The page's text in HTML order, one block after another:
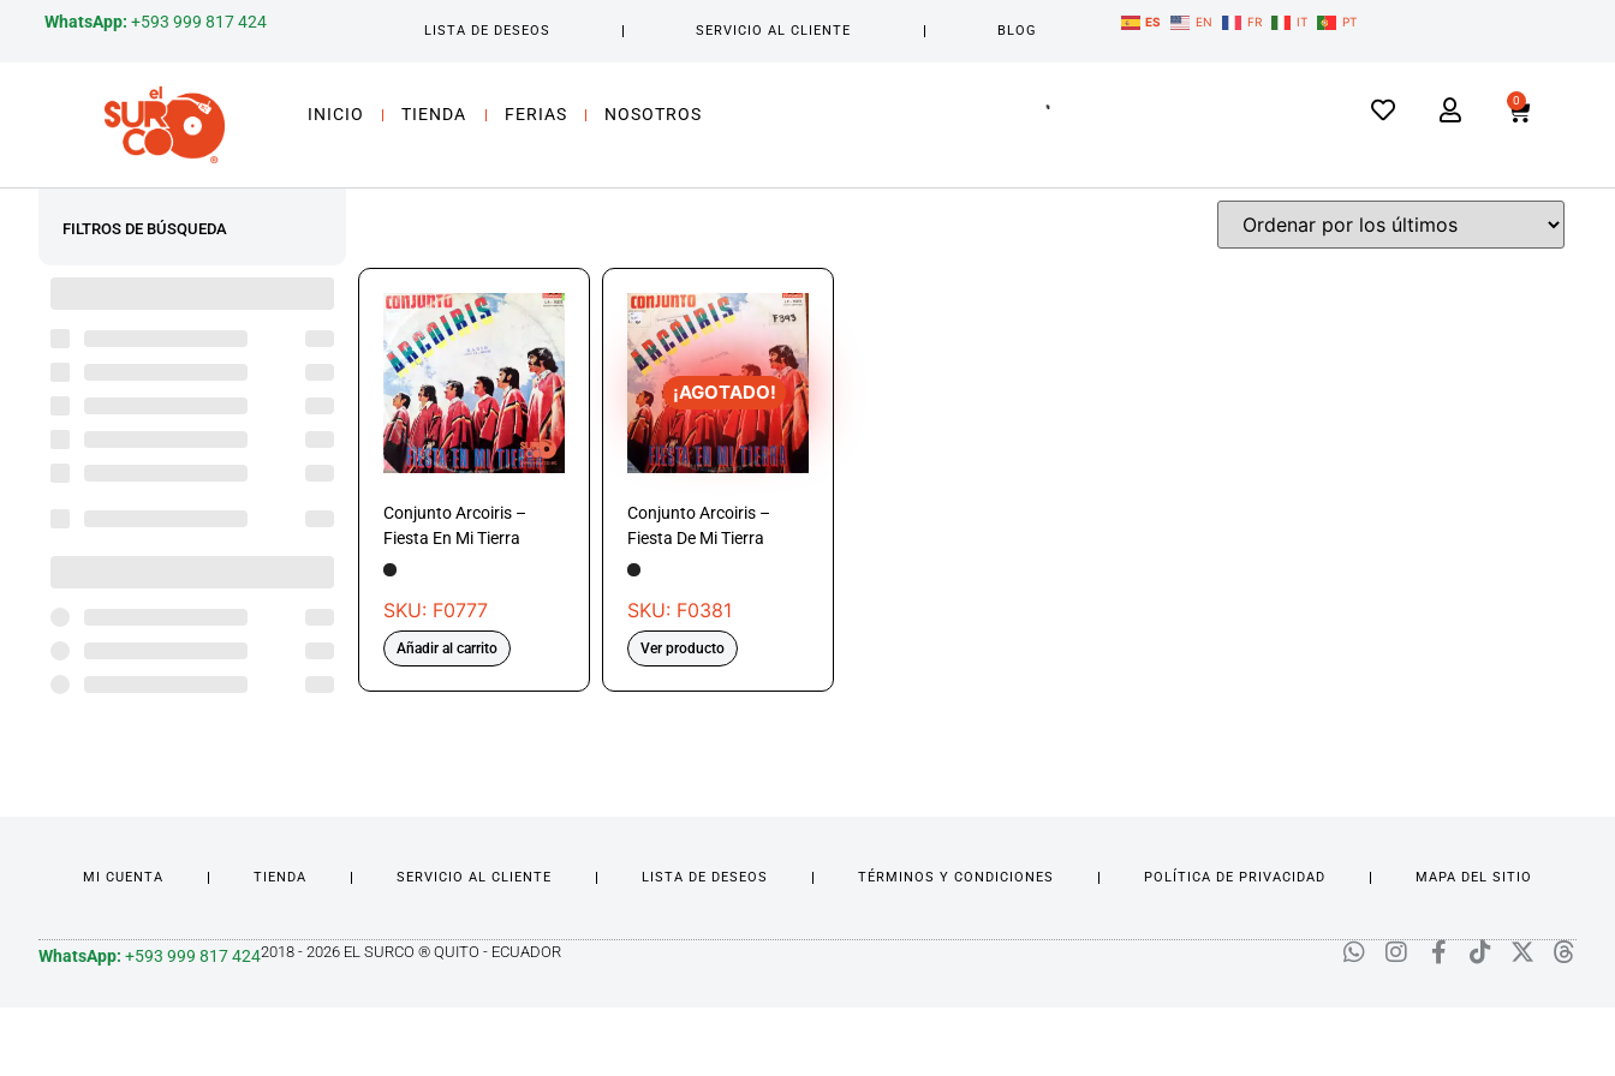
WhatsApp: +593 999 817 424 LISTA DE DESEOS SERVICIO AL CLIENTE BLOG
ES EN FR IT PT
INICIO TIENDA FERIAS NOSOTROS
0
FILTROS DE BÚSQUEDA
Conjunto Arcoiris –
Fiesta En Mi Tierra
SKU: F0777
Añadir al carrito
¡AGOTADO!
Conjunto Arcoiris –
Fiesta De Mi Tierra
SKU: F0381
Ver producto
MI CUENTA TIENDA SERVICIO AL CLIENTE LISTA DE DESEOS TÉRMINOS Y CONDICIONES POLÍTICA DE PRIVACIDAD MAPA DEL SITIO
WhatsApp: +593 999 817 4242018 - 2026 EL SURCO ® QUITO - ECUADOR